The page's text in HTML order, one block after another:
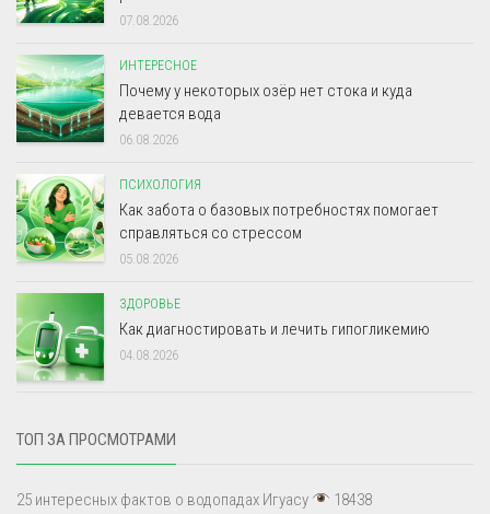
07.08.2026
ИНТЕРЕСНОЕ
Почему у некоторых озёр нет стока и куда
девается вода
06.08.2026
ПСИХОЛОГИЯ
Как забота о базовых потребностях помогает
справляться со стрессом
05.08.2026
ЗДОРОВЬЕ
Как диагностировать и лечить гипогликемию
04.08.2026
ТОП ЗА ПРОСМОТРАМИ
25 интересных фактов о водопадах Игуасу
18438